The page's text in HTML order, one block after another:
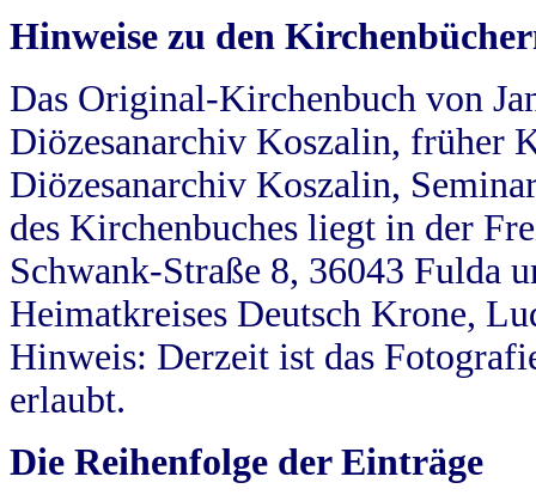
Hinweise zu den
Das Original-Kirchenbuch von
Diözesanarchiv Koszalin, früher
Diözesanarchiv Koszalin,
des Kirchenbuches liegt in der
Schwank-Straße 8, 36043 Fulda
Heimatkreises Deutsch Krone,
Hinweis: Derzeit ist das
erlaubt.
Die Reihenfolge der Einträge